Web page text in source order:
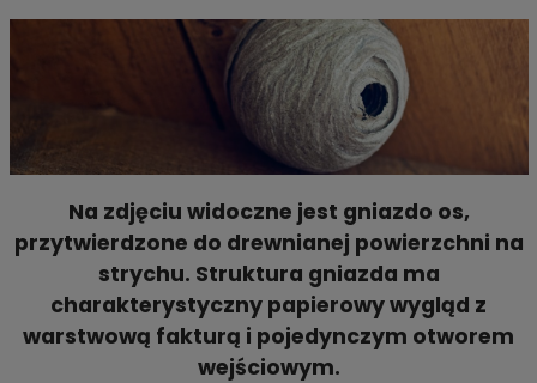
Na zdjęciu widoczne jest gniazdo os,
przytwierdzone do drewnianej powierzchni na
strychu. Struktura gniazda ma
charakterystyczny papierowy wygląd z
warstwową fakturą i pojedynczym otworem
wejściowym.